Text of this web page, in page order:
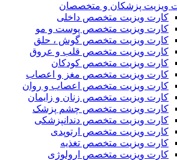
ویزیت پزشکان و متخصصان
کارت ویزیت متخصص داخلی
کارت ویزیت متخصص پوست و مو
کارت ویزیت متخصص گوش ، حلق
کارت ویزیت متخصص قلب و عروق
کارت ویزیت متخصص کودکان
کارت ویزیت متخصص مغز و اعصاب
کارت ویزیت متخصص اعصاب و روان
کارت ویزیت متخصص زنان و زایمان
کارت ویزیت متخصص چشم پزشک
کارت ویزیت متخصص دندانپزشکی
کارت ویزیت متخصص ارتوپدی
کارت ویزیت متخصص تغذیه
کارت ویزیت متخصص ارولوژی